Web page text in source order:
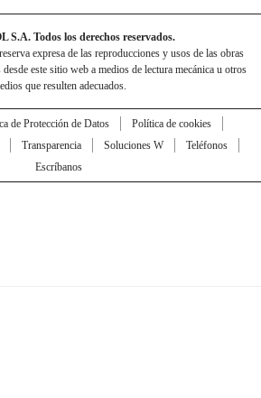
S.A. Todos los derechos reservados.
expresa de las reproducciones y usos de las obras
este sitio web a medios de lectura mecánica u otros
que resulten adecuados.
de Protección de Datos
Política de cookies
Transparencia Soluciones W
Teléfonos
Escríbanos